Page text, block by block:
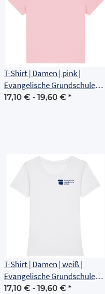
T-Shirt | Damen | pink |
Evangelische Grundschule
Erfurt
17,10 € - 19,60 € *
T-Shirt | Damen | weiß |
Evangelische Grundschule
Erfurt
17,10 € - 19,60 € *